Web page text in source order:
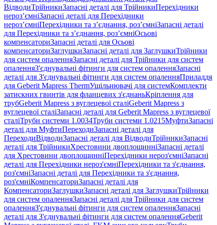
ВідводиТрійникиЗапасні деталі для ТрійникиПерехідники
нероз’ємніЗапасні деталі для Перехідники
нероз’ємніПерехідники та з’єднання, роз’ємніЗапасні деталі
для Перехідники та з’єднання, роз’ємніОсьові
компенсаториЗапасні деталі для Осьові
компенсаториЗаглушкиЗапасні деталі для ЗаглушкиТрійники
для систем опаленняЗапасні деталі для Трійники для систем
опаленняЗ'єднувальні фітинги для систем опаленняЗапасні
деталі для З'єднувальні фітинги для систем опаленняПриладдя
для Geberit Mapress ThermУщільнювачі для системКомплекти
затискних гвинтів для фланцевих з'єднаньКріплення для
трубGeberit Mapress з вуглецевої сталіGeberit Mapress з
вуглецевої сталіЗапасні деталі для Geberit Mapress з вуглецевої
сталіТруби системи 1.0034Труби системи 1.0215МуфтиЗапасні
деталі для МуфтиПереходиЗапасні деталі для
ПереходиВідводиЗапасні деталі для ВідводиТрійникиЗапасні
деталі для ТрійникиХрестовини двоплощинніЗапасні деталі
для Хрестовини двоплощинніПерехідники нероз'ємніЗапасні
деталі для Перехідники нероз'ємніПерехідники та з'єднання,
роз'ємніЗапасні деталі для Перехідники та з'єднання,
роз'ємніКомпенсаториЗапасні деталі для
КомпенсаториЗаглушкиЗапасні деталі для ЗаглушкиТрійники
для систем опаленняЗапасні деталі для Трійники для систем
опаленняЗ'єднувальні фітинги для систем опаленняЗапасні
деталі для З'єднувальні фітинги для систем опаленняGeberit